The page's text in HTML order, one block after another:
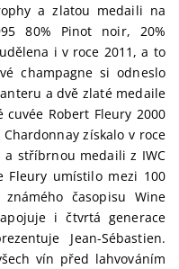
a zlatou medaili na
80% Pinot noir, 20%
i v roce 2011, a to
champagne si odneslo
a dvě zlaté medaile
cuvée Robert Fleury 2000
získalo v roce
a stříbrnou medaili z IWC
Fleury umístilo mezi 100
časopisu Wine
i čtvrtá generace
Jean-Sébastien.
vín před lahvováním